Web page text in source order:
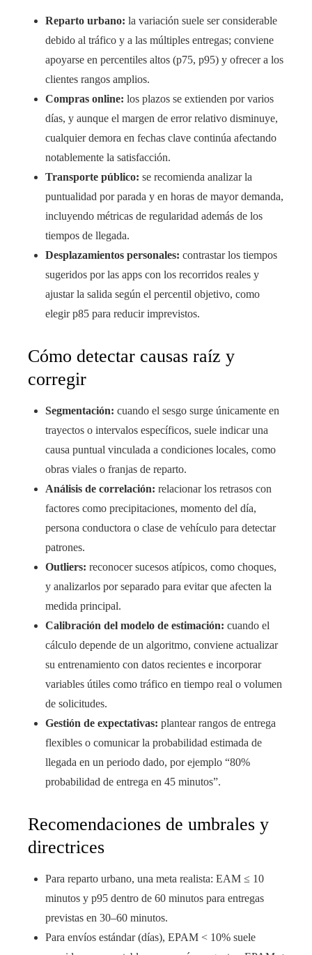
Reparto urbano: la variación suele ser considerable
debido al tráfico y a las múltiples entregas; conviene
apoyarse en percentiles altos (p75, p95) y ofrecer a los
clientes rangos amplios.
Compras online: los plazos se extienden por varios
días, y aunque el margen de error relativo disminuye,
cualquier demora en fechas clave continúa afectando
notablemente la satisfacción.
Transporte público: se recomienda analizar la
puntualidad por parada y en horas de mayor demanda,
incluyendo métricas de regularidad además de los
tiempos de llegada.
Desplazamientos personales: contrastar los tiempos
sugeridos por las apps con los recorridos reales y
ajustar la salida según el percentil objetivo, como
elegir p85 para reducir imprevistos.
Cómo detectar causas raíz y
corregir
Segmentación: cuando el sesgo surge únicamente en
trayectos o intervalos específicos, suele indicar una
causa puntual vinculada a condiciones locales, como
obras viales o franjas de reparto.
Análisis de correlación: relacionar los retrasos con
factores como precipitaciones, momento del día,
persona conductora o clase de vehículo para detectar
patrones.
Outliers: reconocer sucesos atípicos, como choques,
y analizarlos por separado para evitar que afecten la
medida principal.
Calibración del modelo de estimación: cuando el
cálculo depende de un algoritmo, conviene actualizar
su entrenamiento con datos recientes e incorporar
variables útiles como tráfico en tiempo real o volumen
de solicitudes.
Gestión de expectativas: plantear rangos de entrega
flexibles o comunicar la probabilidad estimada de
llegada en un periodo dado, por ejemplo “80%
probabilidad de entrega en 45 minutos”.
Recomendaciones de umbrales y
directrices
Para reparto urbano, una meta realista: EAM ≤ 10
minutos y p95 dentro de 60 minutos para entregas
previstas en 30–60 minutos.
Para envíos estándar (días), EPAM < 10% suele